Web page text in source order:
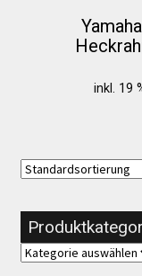
inkl. 19